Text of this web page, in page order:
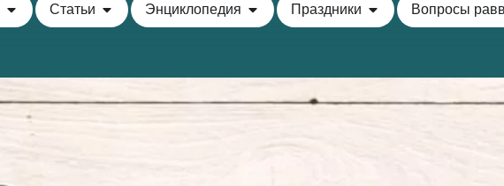
Статьи Энциклопедия Праздники Вопросы